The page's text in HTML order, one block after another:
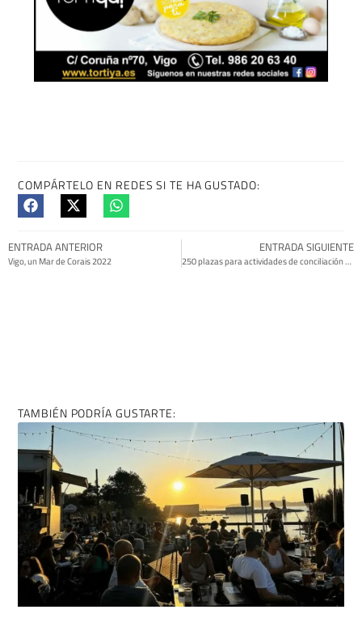
COMPÁRTELO EN REDES SI TE HA GUSTADO:
ENTRADA ANTERIOR
Vigo, un Mar de Corais 2022
ENTRADA SIGUIENTE
250 plazas para actividades de conciliación durante la navidad
TAMBIÉN PODRÍA GUSTARTE: